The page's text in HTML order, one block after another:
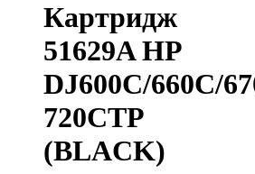
Картридж
51629A HP
DJ600C/660C/
720CTP
(BLACK)